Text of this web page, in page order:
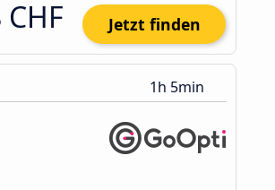
CHF Jetzt finden
1h 5min